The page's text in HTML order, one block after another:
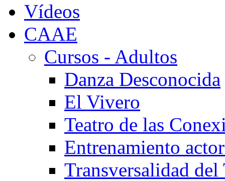
Vídeos
CAAE
Cursos - Adultos
Danza Desconocida
El Vivero
Teatro de las
Entrenamiento
Transversalidad del